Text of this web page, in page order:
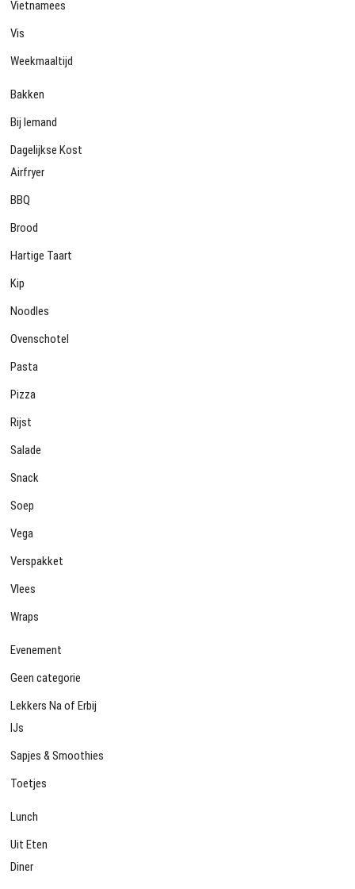
Vietnamees
Vis
Weekmaaltijd
Bakken
Bij Iemand
Dagelijkse Kost
Airfryer
BBQ
Brood
Hartige Taart
Kip
Noodles
Ovenschotel
Pasta
Pizza
Rijst
Salade
Snack
Soep
Vega
Verspakket
Vlees
Wraps
Evenement
Geen categorie
Lekkers Na of Erbij
IJs
Sapjes & Smoothies
Toetjes
Lunch
Uit Eten
Diner